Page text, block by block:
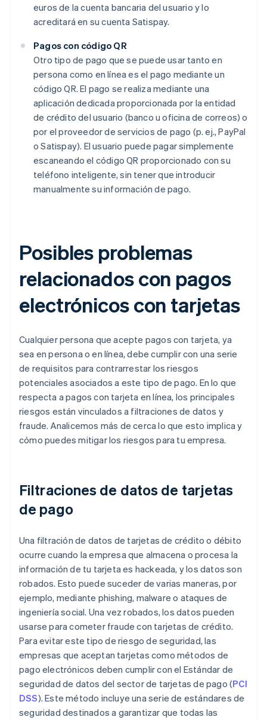
euros de la cuenta bancaria del usuario y lo
acreditará en su cuenta Satispay.
Pagos con código QR
Otro tipo de pago que se puede usar tanto en
persona como en línea es el pago mediante un
código QR. El pago se realiza mediante una
aplicación dedicada proporcionada por la entidad
de crédito del usuario (banco u oficina de correos) o
por el proveedor de servicios de pago (p. ej., PayPal
o Satispay). El usuario puede pagar simplemente
escaneando el código QR proporcionado con su
teléfono inteligente, sin tener que introducir
manualmente su información de pago.
Posibles problemas
relacionados con pagos
electrónicos con tarjetas
Cualquier persona que acepte pagos con tarjeta, ya
sea en persona o en línea, debe cumplir con una serie
de requisitos para contrarrestar los riesgos
potenciales asociados a este tipo de pago. En lo que
respecta a pagos con tarjeta en línea, los principales
riesgos están vinculados a filtraciones de datos y
fraude. Analicemos más de cerca lo que esto implica y
cómo puedes mitigar los riesgos para tu empresa.
Filtraciones de datos de tarjetas
de pago
Una filtración de datos de tarjetas de crédito o débito
ocurre cuando la empresa que almacena o procesa la
información de tu tarjeta es hackeada, y los datos son
robados. Esto puede suceder de varias maneras, por
ejemplo, mediante phishing, malware o ataques de
ingeniería social. Una vez robados, los datos pueden
usarse para cometer fraude con tarjetas de crédito.
Para evitar este tipo de riesgo de seguridad, las
empresas que aceptan tarjetas como métodos de
pago electrónicos deben cumplir con el Estándar de
seguridad de datos del sector de tarjetas de pago (PCI
DSS). Este método incluye una serie de estándares de
seguridad destinados a garantizar que todas las